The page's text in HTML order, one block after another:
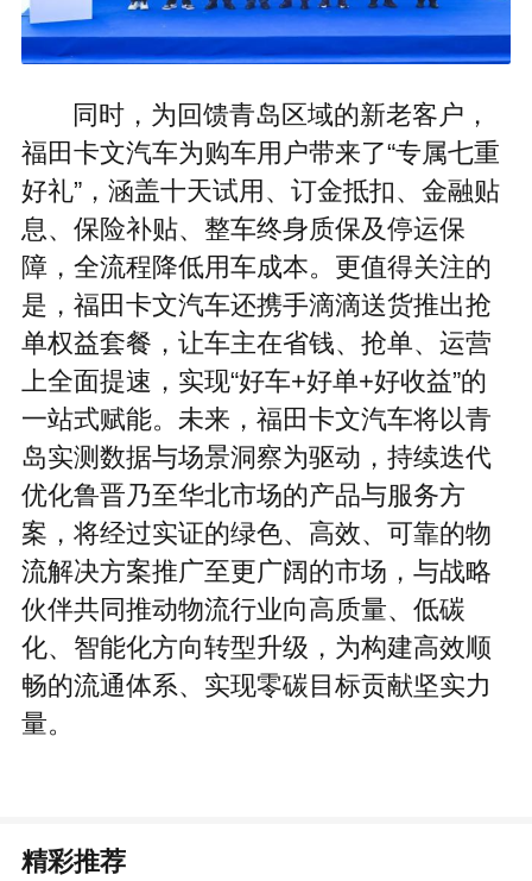
同时，为回馈青岛区域的新老客户，
福田卡文汽车为购车用户带来了“专属七重
好礼”，涵盖十天试用、订金抵扣、金融贴
息、保险补贴、整车终身质保及停运保
障，全流程降低用车成本。更值得关注的
是，福田卡文汽车还携手滴滴送货推出抢
单权益套餐，让车主在省钱、抢单、运营
上全面提速，实现“好车+好单+好收益”的
一站式赋能。未来，福田卡文汽车将以青
岛实测数据与场景洞察为驱动，持续迭代
优化鲁晋乃至华北市场的产品与服务方
案，将经过实证的绿色、高效、可靠的物
流解决方案推广至更广阔的市场，与战略
伙伴共同推动物流行业向高质量、低碳
化、智能化方向转型升级，为构建高效顺
畅的流通体系、实现零碳目标贡献坚实力
量。
精彩推荐